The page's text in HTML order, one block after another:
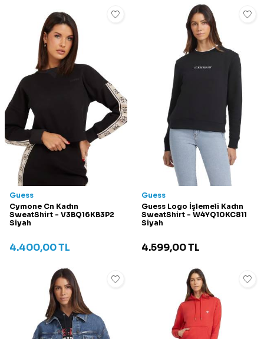
Guess
Cymone Cn Kadın
SweatShirt - V3BQ16KB3P2
Siyah
4.400,00TL
Guess
Guess Logo İşlemeli Kadın
SweatShirt - W4YQ10KC811
Siyah
4.599,00TL